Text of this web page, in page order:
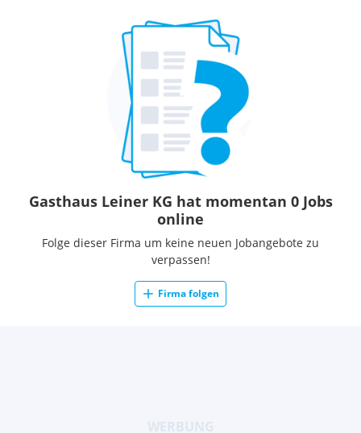
Gasthaus Leiner KG hat momentan 0 Jobs
online
Folge dieser Firma um keine neuen Jobangebote zu
verpassen!
Firma folgen